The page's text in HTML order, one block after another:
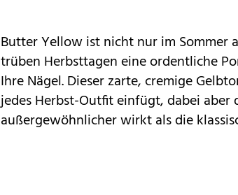
Butter Yellow ist nicht nur im Sommer
trüben Herbsttagen eine ordentliche
Ihre Nägel. Dieser zarte, cremige
jedes Herbst-Outfit einfügt, dabei aber
außergewöhnlicher wirkt als die